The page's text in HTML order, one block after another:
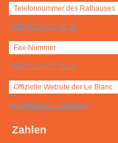
Telefonnummer des Rathauses
+(33) 02 54 28 36 36
Fax-Nummer
+(33) 02 54 37 99 08
Offizielle Website der Le Blanc
http://www.ville-leblanc.fr
Zahlen